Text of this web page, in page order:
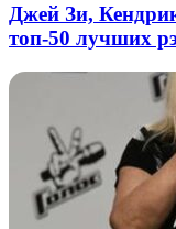
Джей Зи,
топ-50 лучших